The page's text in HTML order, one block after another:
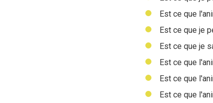
Est ce que
Est ce que je
Est ce que je
Est ce que
Est ce que
Est ce que